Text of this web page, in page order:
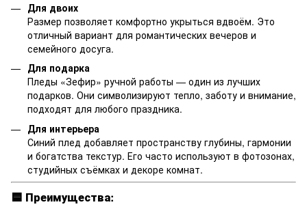
Для двоих
Размер позволяет комфортно укрыться вдвоём. Это
отличный вариант для романтических вечеров и
семейного досуга.
Для подарка
Пледы «Зефир» ручной работы — один из лучших
подарков. Они символизируют тепло, заботу и внимание,
подходят для любого праздника.
Для интерьера
Синий плед добавляет пространству глубины, гармонии
и богатства текстур. Его часто используют в фотозонах,
студийных съёмках и декоре комнат.
🟦 Преимущества: